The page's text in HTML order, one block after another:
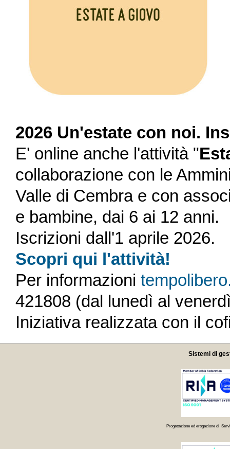
2026 Un'estate con noi.
E' online anche l'attività "
collaborazione con le
Valle di Cembra e con
e bambine, dai 6 ai 12 anni.
Iscrizioni dall'1 aprile 2026.
Scopri qui l'attività!
Per informazioni
421808 (dal lunedì al
Iniziativa realizzata con il
Sistemi di
Progettazione ed erogazione di